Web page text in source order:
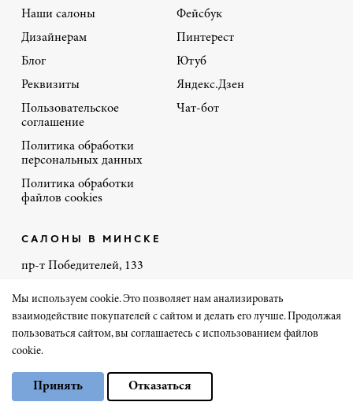
Наши салоны
Дизайнерам
Блог
Реквизиты
Пользовательское
соглашение
Политика обработки
персональных данных
Политика обработки
файлов cookies
Фейсбук
Пинтерест
Ютуб
Яндекс.Дзен
Чат-бот
САЛОНЫ В МИНСКЕ
пр-т Победителей, 133
пр-т Дзержинского, 131
ул. Кальварийская, 7б в ТЦ «Трюм»
+375 44 770-86-46
Мы используем cookie. Это позволяет нам анализировать
взаимодействие покупателей с сайтом и делать его лучше. Продолжая
пользоваться сайтом, вы соглашаетесь с использованием файлов
cookie.
Минимальные
Принять Отказаться